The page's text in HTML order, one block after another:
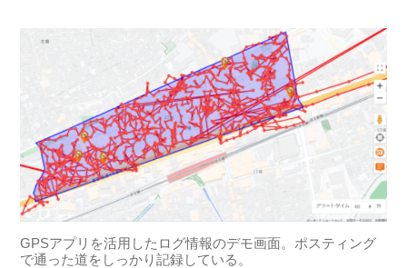
GPSアプリを活用したログ情報のデモ画面。ポスティング
で通った道をしっかり記録している。